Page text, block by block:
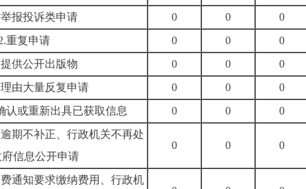
报投诉类申请 0 0 0
重复申请
0 0 0
供公开出版物
0 0 0
由大量反复申请
0 0 0
认或重新出具已获取信息
0 0 0
期不补正、行政机关不再处
信息公开申请
0 0 0
通知要求缴纳费用、行政机